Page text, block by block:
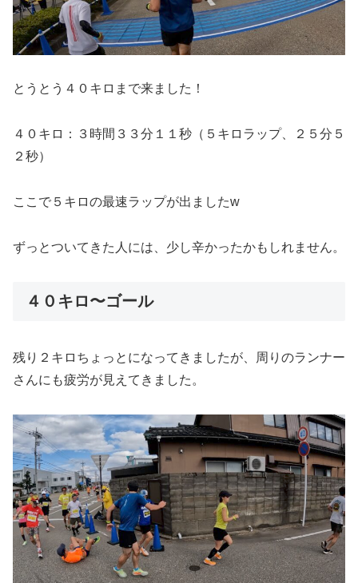
とうとう４０キロまで来ました！
４０キロ：３時間３３分１１秒（５キロラップ、２５分５
２秒）
ここで５キロの最速ラップが出ましたw
ずっとついてきた人には、少し辛かったかもしれません。
４０キロ〜ゴール
残り２キロちょっとになってきましたが、周りのランナー
さんにも疲労が見えてきました。